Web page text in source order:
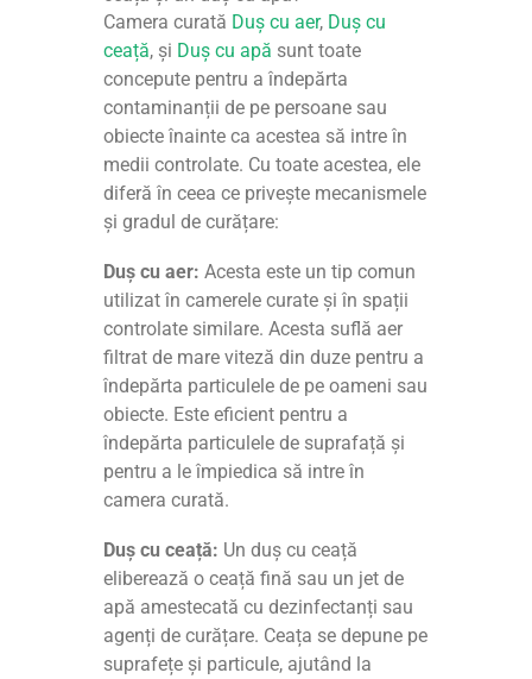
Camera curată Duș cu aer, Duș cu
ceață, și Duș cu apă sunt toate
concepute pentru a îndepărta
contaminanții de pe persoane sau
obiecte înainte ca acestea să intre în
medii controlate. Cu toate acestea, ele
diferă în ceea ce privește mecanismele
și gradul de curățare:
Duș cu aer: Acesta este un tip comun
utilizat în camerele curate și în spații
controlate similare. Acesta suflă aer
filtrat de mare viteză din duze pentru a
îndepărta particulele de pe oameni sau
obiecte. Este eficient pentru a
îndepărta particulele de suprafață și
pentru a le împiedica să intre în
camera curată.
Duș cu ceață: Un duș cu ceață
eliberează o ceață fină sau un jet de
apă amestecată cu dezinfectanți sau
agenți de curățare. Ceața se depune pe
suprafețe și particule, ajutând la